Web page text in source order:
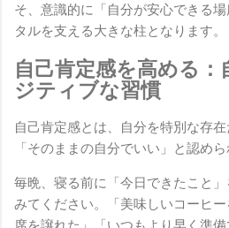
そ、意識的に「自分が安心できる
タルを支える大きな柱となります。
自己肯定感を高める
ジティブな習慣
自己肯定感とは、自分を特別な存
「そのままの自分でいい」と認め
毎晩、寝る前に「今日できたこと
みてください。「美味しいコーヒ